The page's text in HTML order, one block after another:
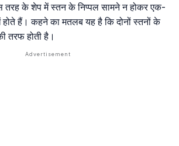
तरह के शेप में स्तन के निप्पल सामने न होकर एक-
होते हैं। कहने का मतलब यह है कि दोनों स्तनों के
तरफ होती है।